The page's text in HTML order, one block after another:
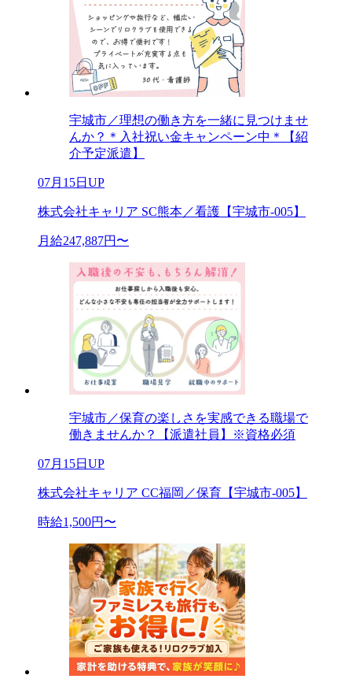
宇城市／理想の働き方を一緒に見つけませ
んか？＊入社祝い金キャンペーン中＊【紹
介予定派遣】
07月15日UP
株式会社キャリア SC熊本／看護【宇城市-005】
月給247,887円〜
宇城市／保育の楽しさを実感できる職場で
働きませんか？【派遣社員】※資格必須
07月15日UP
株式会社キャリア CC福岡／保育【宇城市-005】
時給1,500円〜